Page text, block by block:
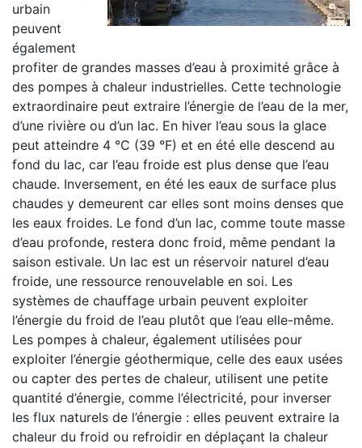
urbain
peuvent
également
profiter de grandes masses d’eau à proximité grâce à
des pompes à chaleur industrielles. Cette technologie
extraordinaire peut extraire l’énergie de l’eau de la mer,
d’une rivière ou d’un lac. En hiver l’eau sous la glace
peut atteindre 4 °C (39 °F) et en été elle descend au
fond du lac, car l’eau froide est plus dense que l’eau
chaude. Inversement, en été les eaux de surface plus
chaudes y demeurent car elles sont moins denses que
les eaux froides. Le fond d’un lac, comme toute masse
d’eau profonde, restera donc froid, même pendant la
saison estivale. Un lac est un réservoir naturel d’eau
froide, une ressource renouvelable en soi. Les
systèmes de chauffage urbain peuvent exploiter
l’énergie du froid de l’eau plutôt que l’eau elle-même.
Les pompes à chaleur, également utilisées pour
exploiter l’énergie géothermique, celle des eaux usées
ou capter des pertes de chaleur, utilisent une petite
quantité d’énergie, comme l’électricité, pour inverser
les flux naturels de l’énergie : elles peuvent extraire la
chaleur du froid ou refroidir en déplaçant la chaleur